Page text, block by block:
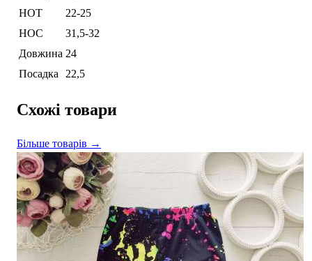
НОТ
22-25
НОС
31,5-32
Довжина 24
Посадка
22,5
Схожі товари
Більше товарів →